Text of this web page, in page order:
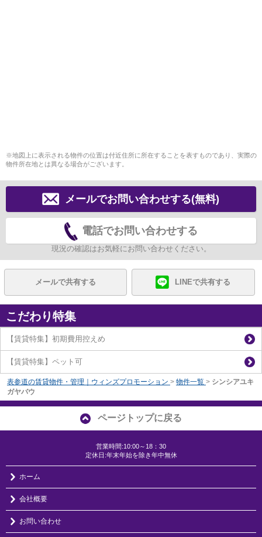
※地図上に表示される物件の位置は付近住所に所在することを表すものであり、実際の
物件所在地とは異なる場合がございます。
メールでお問い合わせする(無料)
電話でお問い合わせする
現況の確認はお気軽にお問い合わせください。
メールで共有する LINEで共有する
こだわり特集
【賃貸特集】初期費用控えめ
【賃貸特集】ペット可
表参道の賃貸物件・管理｜ウィンズプロモーション > 物件一覧 > シンシアユキ
ガヤバウ
ページトップに戻る
営業時間:10:00～18：30
定休日:年末年始を除き年中無休
ホーム
会社概要
お問い合わせ